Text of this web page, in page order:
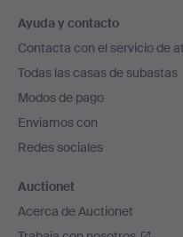
en
el
pie
de
página
Ayuda y contacto
Contacta con el servicio de
Todas las casas de subastas
Modos de pago
Enviamos con
Redes sociales
Auctionet
Acerca de Auctionet